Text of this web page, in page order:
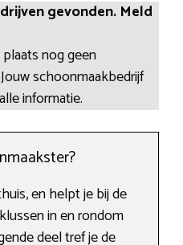
gevonden. Meld
nog geen
schoonmaakbedrijf
informatie.
en helpt je bij de
in en rondom
deel tref je de